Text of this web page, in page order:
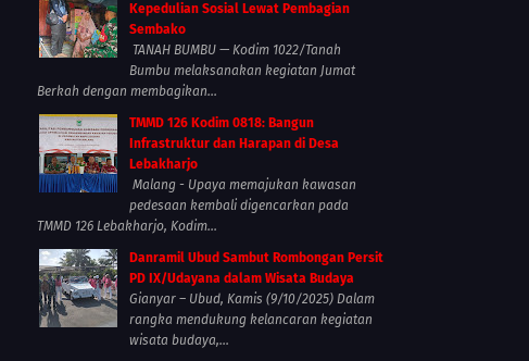
Kepedulian Sosial Lewat Pembagian
Sembako
TANAH BUMBU — Kodim 1022/Tanah
Bumbu melaksanakan kegiatan Jumat
Berkah dengan membagikan...
TMMD 126 Kodim 0818: Bangun
Infrastruktur dan Harapan di Desa
Lebakharjo
Malang - Upaya memajukan kawasan
pedesaan kembali digencarkan pada
TMMD 126 Lebakharjo, Kodim...
Danramil Ubud Sambut Rombongan Persit
PD IX/Udayana dalam Wisata Budaya
Gianyar – Ubud, Kamis (9/10/2025) Dalam
rangka mendukung kelancaran kegiatan
wisata budaya,...